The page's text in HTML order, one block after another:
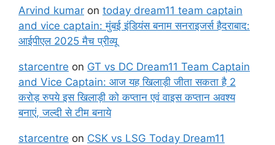
Arvind kumar on today dream11 team captain
and vice captain: मुंबई इंडियंस बनाम सनराइजर्स हैदराबाद:
आईपीएल 2025 मैच प्रीव्यू
starcentre on GT vs DC Dream11 Team Captain
and Vice Captain: आज यह खिलाड़ी जीता सकता है 2
करोड़ रुपये इस खिलाड़ी को कप्तान एवं वाइस कप्तान अवश्य
बनाएं, जल्दी से टीम बनाये
starcentre on CSK vs LSG Today Dream11